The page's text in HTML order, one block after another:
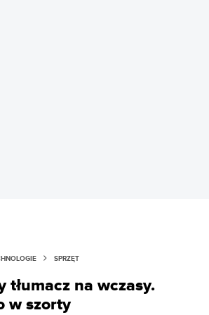
SPRZĘT
tłumacz na wczasy.
w szorty